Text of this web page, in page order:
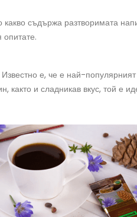
съдържа разтворимата
Известно е, че е най-
както и сладникав вкус, той е